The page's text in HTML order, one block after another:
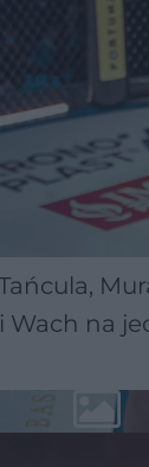
Wach na